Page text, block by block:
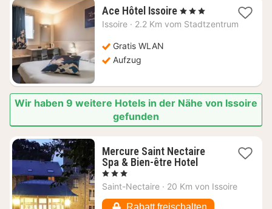
Ace Hôtel Issoire1
Nacht
, 3 Sterne
Issoire · 2.2 Km vom Stadtzentrum
Gratis WLAN
Aufzug
Wir haben 9 weitere Hotels in der Nähe von Issoire
gefunden
Mercure Saint Nectaire
Spa & Bien-être Hotel1
ab
€
, 3 Sterne
Saint-Nectaire · 20 Km von Issoire
Rabatt freischalten